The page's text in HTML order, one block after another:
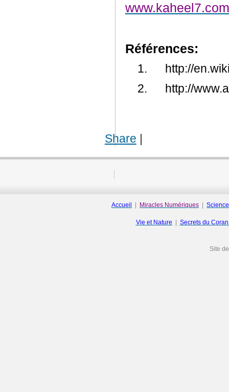
Références:
1.
http://
2.
http://
Share |
Accueil Miracles Numériques
Vie et Nature Secrets du
Site